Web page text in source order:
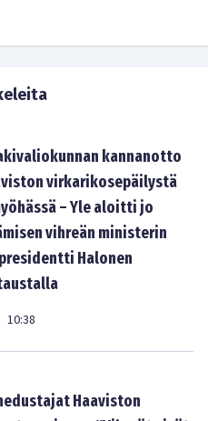
kannanotto
virkarikosepäilystä
– Yle aloitti jo
vihreän ministerin
Halonen
10:38
Haaviston